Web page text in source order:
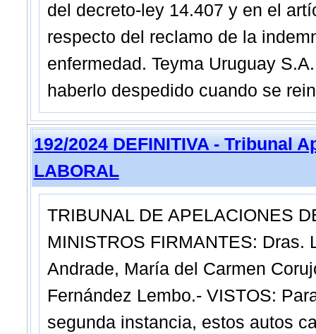
del decreto-ley 14.407 y en el
respecto del reclamo de la
enfermedad. Teyma Uruguay
haberlo despedido cuando se
192/2024 DEFINITIVA - Tribunal
LABORAL
TRIBUNAL DE APELACIONES
MINISTROS FIRMANTES: Dras.
Andrade, María del Carmen
Fernández Lembo.- VISTOS:
segunda instancia, estos autos